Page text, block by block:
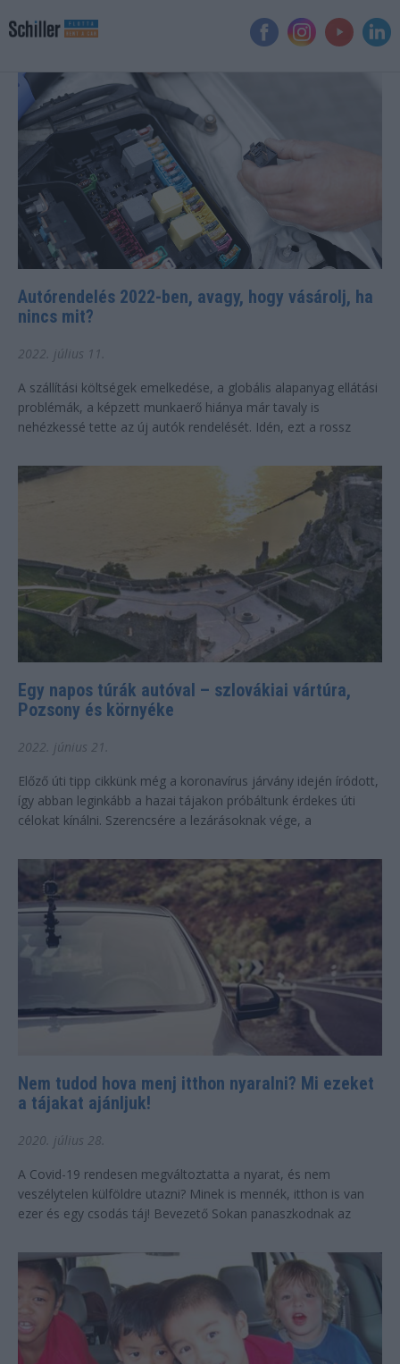
Autórendelés 2022-ben, avagy, hogy vásárolj, ha
nincs mit?
2022. július 11.
A szállítási költségek emelkedése, a globális alapanyag ellátási
problémák, a képzett munkaerő hiánya már tavaly is
nehézkessé tette az új autók rendelését. Idén, ezt a rossz
Egy napos túrák autóval – szlovákiai vártúra,
Pozsony és környéke
2022. június 21.
Előző úti tipp cikkünk még a koronavírus járvány idején íródott,
így abban leginkább a hazai tájakon próbáltunk érdekes úti
célokat kínálni. Szerencsére a lezárásoknak vége, a
Nem tudod hova menj itthon nyaralni? Mi ezeket
a tájakat ajánljuk!
2020. július 28.
A Covid-19 rendesen megváltoztatta a nyarat, és nem
veszélytelen külföldre utazni? Minek is mennék, itthon is van
ezer és egy csodás táj! Bevezető Sokan panaszkodnak az